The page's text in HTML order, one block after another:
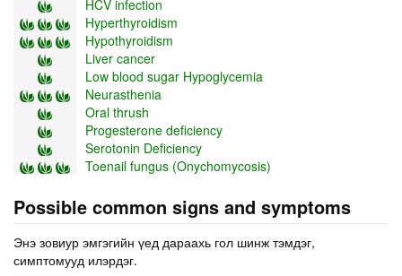
HCV infection
Hyperthyroidism
Hypothyroidism
Liver cancer
Low blood sugar Hypoglycemia
Neurasthenia
Oral thrush
Progesterone deficiency
Serotonin Deficiency
Toenail fungus (Onychomycosis)
Possible common signs and symptoms
Энэ зовиур эмгэгийн үед дараахь гол шинж тэмдэг,
симптомууд илэрдэг.